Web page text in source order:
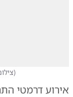
(
אירוע דרמטי